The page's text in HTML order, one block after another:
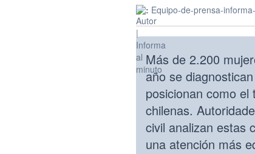
: Equipo-de-prensa-
Más de 2.200
año se
posicionan como
chilenas.
civil analizan estas
una atención más